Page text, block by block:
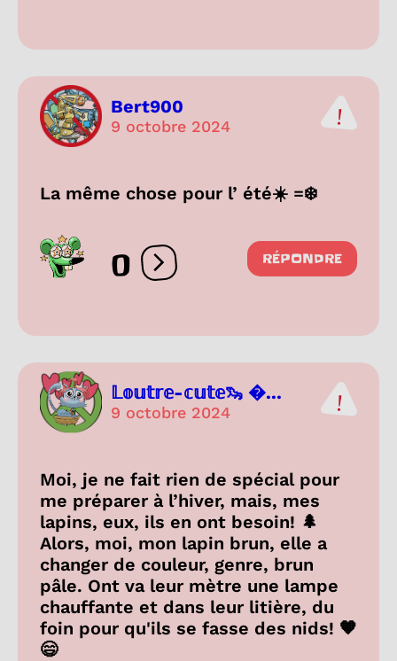
Bert900
9 octobre 2024
La même chose pour l’ été☀️ =❄️
0 Ouvrir les réactions
RÉPONDRE
𝕃𝕠𝕦𝕥𝕣𝕖-𝕔𝕦𝕥𝕖🦦 ...
9 octobre 2024
Moi, je ne fait rien de spécial pour
me préparer à l’hiver, mais, mes
lapins, eux, ils en ont besoin! 🌲
Alors, moi, mon lapin brun, elle a
changer de couleur, genre, brun
pâle. Ont va leur mètre une lampe
chauffante et dans leur litière, du
foin pour qu'ils se fasse des nids! 🧡
😄